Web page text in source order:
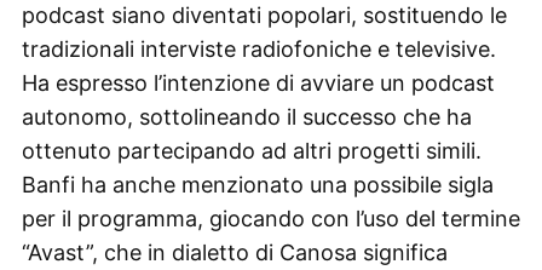
podcast siano diventati popolari, sostituendo le
tradizionali interviste radiofoniche e televisive.
Ha espresso l’intenzione di avviare un podcast
autonomo, sottolineando il successo che ha
ottenuto partecipando ad altri progetti simili.
Banfi ha anche menzionato una possibile sigla
per il programma, giocando con l’uso del termine
“Avast”, che in dialetto di Canosa significa